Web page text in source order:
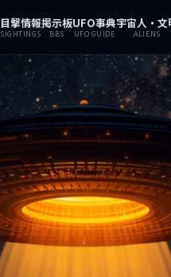
目撃情報
SIGHTINGS
掲示板
BBS
UFO事典
UFO GUIDE
宇宙人・文
ALIENS